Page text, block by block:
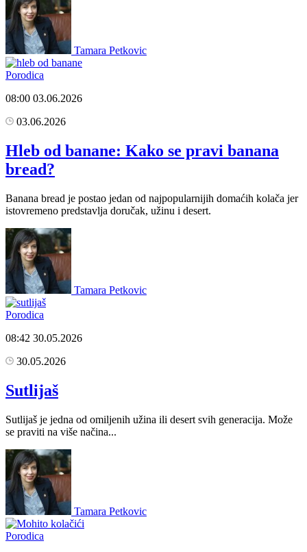
Tamara Petkovic
Porodica
08:00 03.06.2026
03.06.2026
Hleb od banane: Kako se pravi banana
bread?
Banana bread je postao jedan od najpopularnijih domaćih kolača jer
istovremeno predstavlja doručak, užinu i desert.
Tamara Petkovic
Porodica
08:42 30.05.2026
30.05.2026
Sutlijaš
Sutlijaš je jedna od omiljenih užina ili desert svih generacija. Može
se praviti na više načina...
Tamara Petkovic
Porodica